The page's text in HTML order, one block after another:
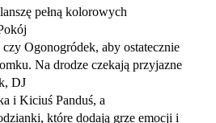
pełną kolorowych
Ogonogródek, aby ostatecznie
Na drodze czekają przyjazne
DJ
i Kiciuś Panduś, a
które dodają grze emocji i